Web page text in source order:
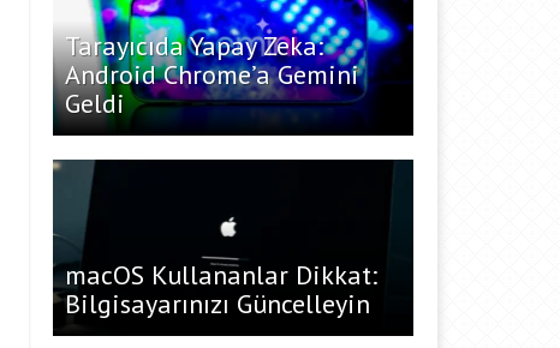
Tarayıcıda Yapay Zeka:
Android Chrome’a Gemini
Geldi
macOS Kullananlar Dikkat:
Bilgisayarınızı Güncelleyin